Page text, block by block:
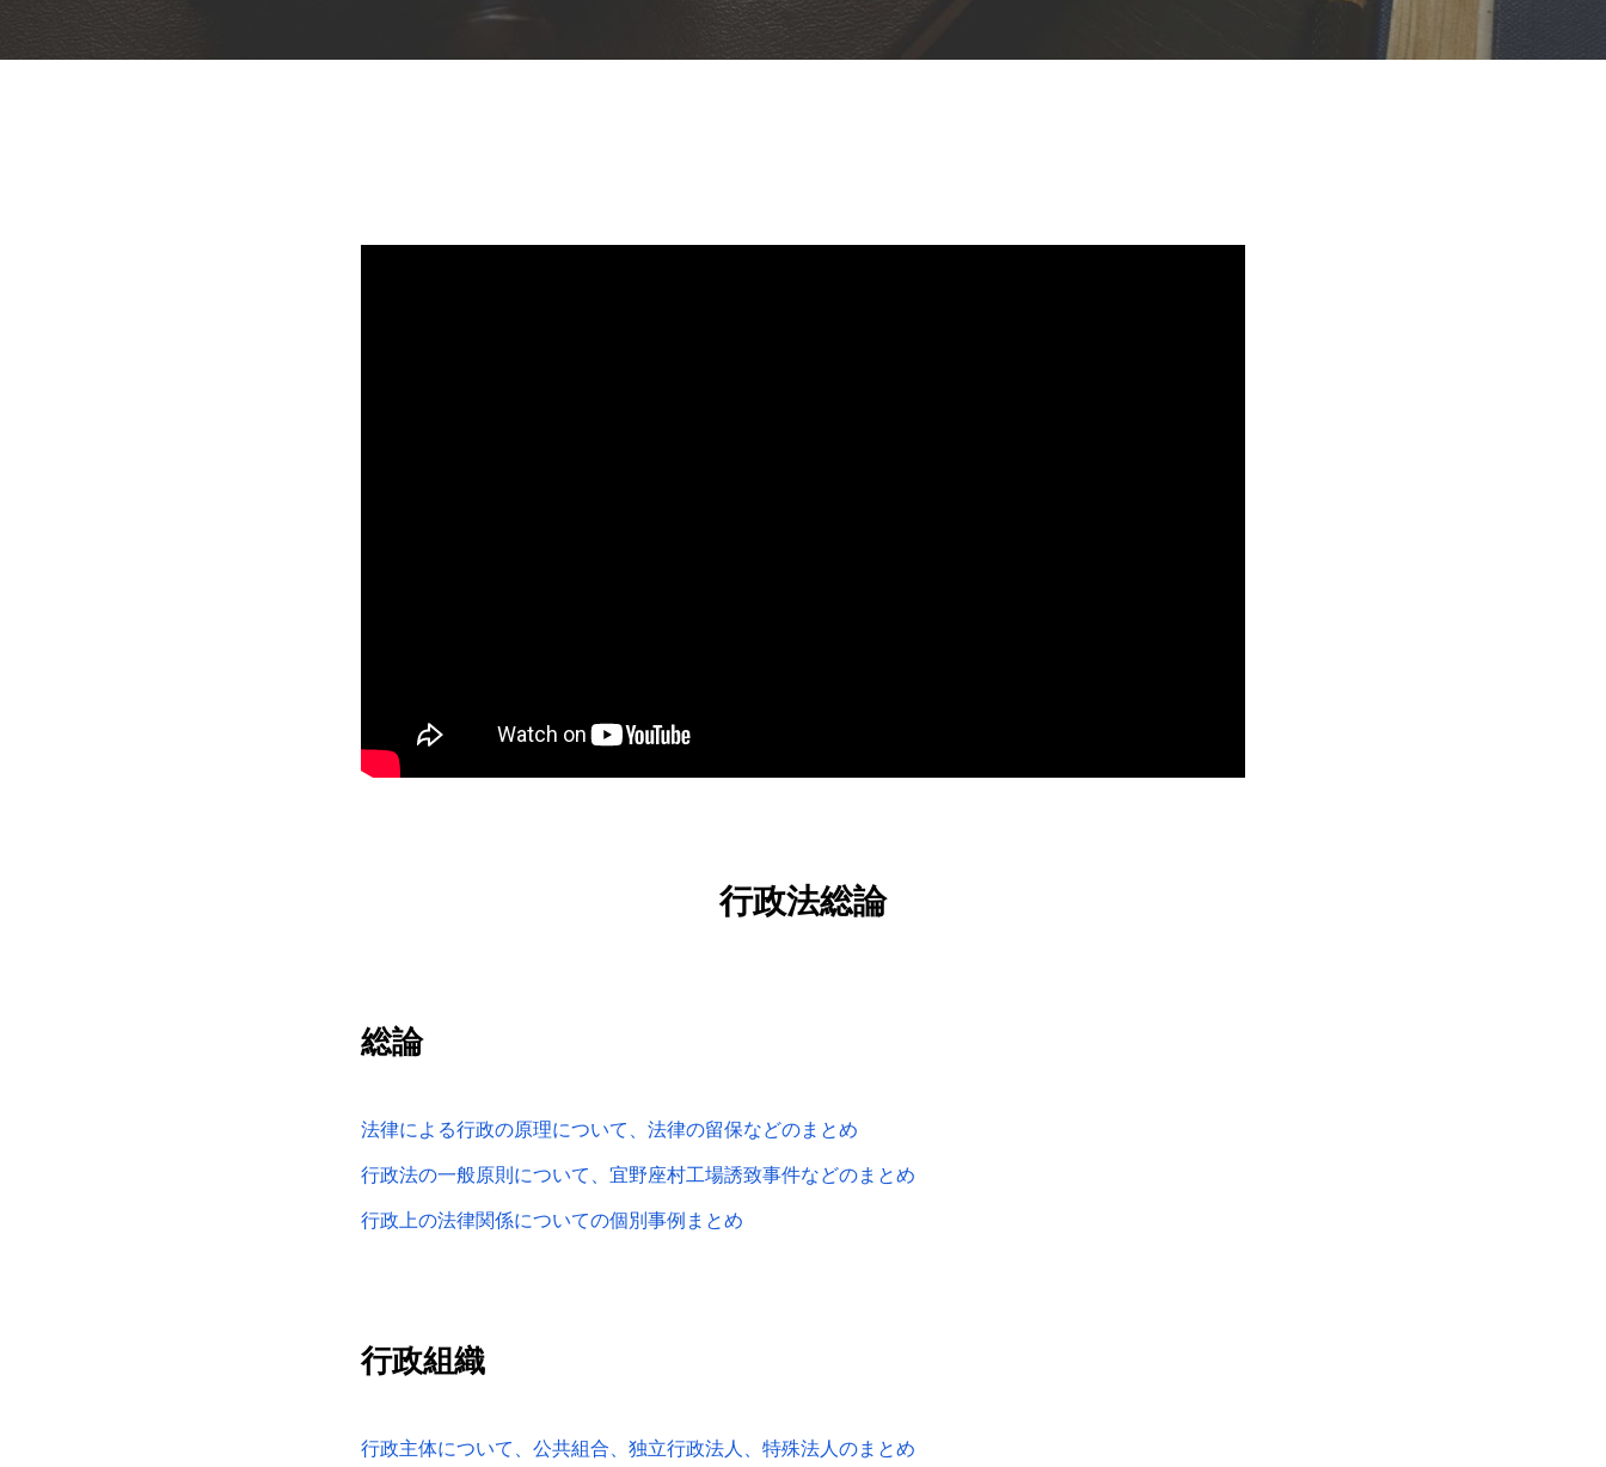
行政法総論
総論
法律による行政の原理について、法律の留保などのまとめ
行政法の一般原則について、宜野座村工場誘致事件などのまとめ
行政上の法律関係についての個別事例まとめ
行政組織
行政主体について、公共組合、独立行政法人、特殊法人のまとめ